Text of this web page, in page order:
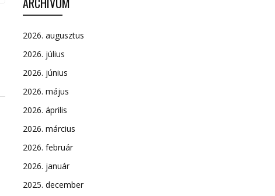
2026. augusztus
2026. július
2026. június
2026. május
2026. április
2026. március
2026. február
2026. január
2025. december